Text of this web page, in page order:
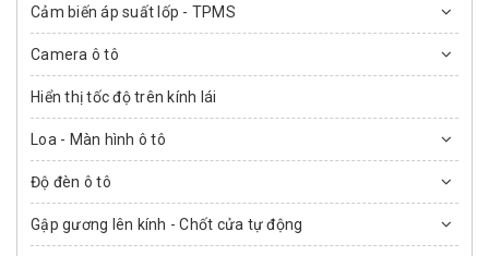
Cảm biến áp suất lốp - TPMS
Camera ô tô
Hiển thị tốc độ trên kính lái
Loa - Màn hình ô tô
Độ đèn ô tô
Gập gương lên kính - Chốt cửa tự động